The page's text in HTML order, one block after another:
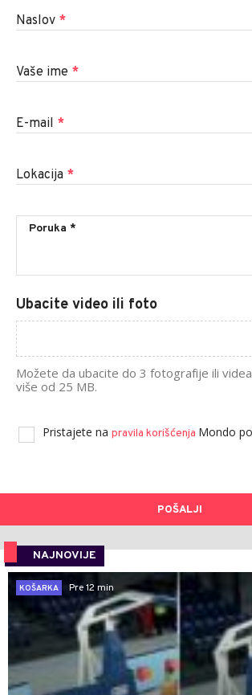
Naslov *
Vaše ime *
E-mail *
Lokacija *
Ubacite video ili foto
Možete da ubacite do 3 fotografije ili
više od 25 MB.
Pristajete na pravila korišćenja Mondo
POŠALJI
NAJNOVIJE
KOŠARKA
Pre 12 min